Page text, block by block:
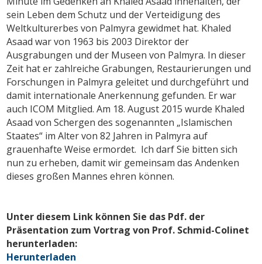
sein Leben dem Schutz und der Verteidigung des
Weltkulturerbes von Palmyra gewidmet hat. Khaled
Asaad war von 1963 bis 2003 Direktor der
Ausgrabungen und der Museen von Palmyra. In dieser
Zeit hat er zahlreiche Grabungen, Restaurierungen und
Forschungen in Palmyra geleitet und durchgeführt und
damit internationale Anerkennung gefunden. Er war
auch ICOM Mitglied. Am 18. August 2015 wurde Khaled
Asaad von Schergen des sogenannten „Islamischen
Staates“ im Alter von 82 Jahren in Palmyra auf
grauenhafte Weise ermordet. Ich darf Sie bitten sich
nun zu erheben, damit wir gemeinsam das Andenken
dieses großen Mannes ehren können.
Unter diesem Link können Sie das Pdf. der
Präsentation zum Vortrag von Prof. Schmid-Colinet
herunterladen:
Herunterladen